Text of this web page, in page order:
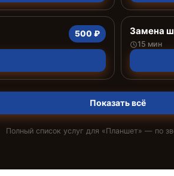
500 ₽ Замена
15 мин
Показать всё
Полный список услуг для «Планшет» — по